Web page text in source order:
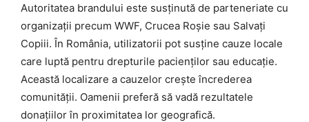
Autoritatea brandului este susținută de parteneriate cu
organizații precum WWF, Crucea Roșie sau Salvați
Copiii. În România, utilizatorii pot susține cauze locale
care luptă pentru drepturile pacienților sau educație.
Această localizare a cauzelor crește încrederea
comunității. Oamenii preferă să vadă rezultatele
donațiilor în proximitatea lor geografică.